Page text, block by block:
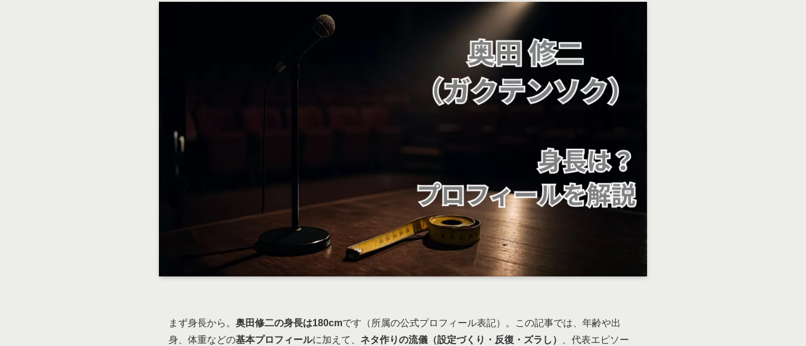
まず身長から。 奥田修二の身長は180cmです（所属の公式プロフィール表記）。この記事では、年齢や出
身、体重などの基本プロフィールに加えて、 ネタ作りの流儀（設定づくり・反復・ズラし）
、代表エピソー